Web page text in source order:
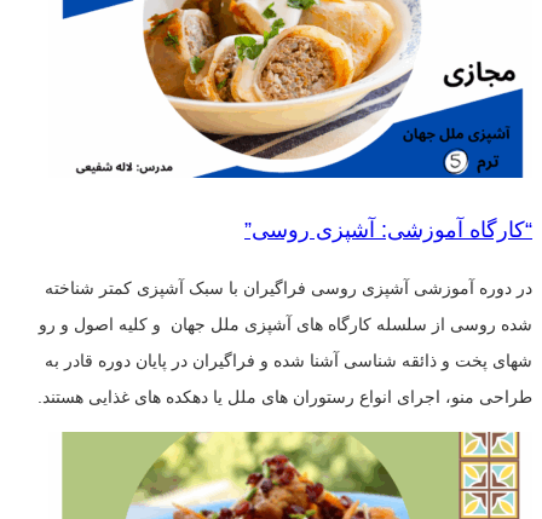
“کارگاه آموزشی: آشپزی روسی”
در دوره آموزشی آشپزی روسی فراگیران با سبک آشپزی کمتر شناخته
شده روسی از سلسله کارگاه های آشپزی ملل جهان و کلیه اصول و رو
شهای پخت و ذائقه شناسی آشنا شده و فراگیران در پایان دوره قادر به
طراحی منو، اجرای انواع رستوران های ملل یا دهکده های غذایی هستند.